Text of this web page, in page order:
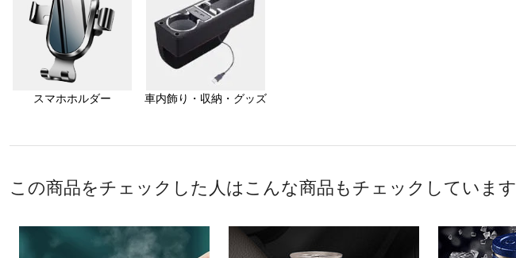
スマホホルダー 車内飾り・収納・グッズ
この商品をチェックした人はこんな商品もチェックしています